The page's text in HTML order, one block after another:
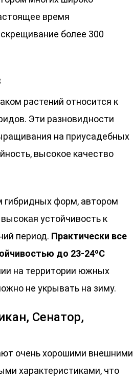
время
более 300
растений относится к
Эти разновидности
на приусадебных
высокое качество
форм, автором
устойчивость к
период. Практически все
до 23-24ºС
на территории южных
не укрывать на зиму.
Сенатор,
очень хорошими внешними
характеристиками, что